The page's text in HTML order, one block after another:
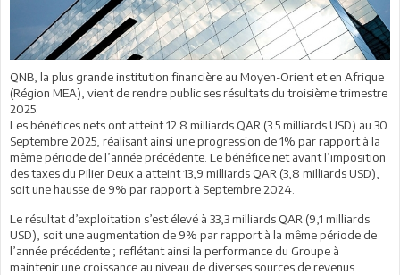
QNB, la plus grande institution financière au Moyen-Orient et en Afrique
(Région MEA), vient de rendre public ses résultats du troisième trimestre
2025.
Les bénéfices nets ont atteint 12.8 milliards QAR (3.5 milliards USD) au 30
Septembre 2025, réalisant ainsi une progression de 1% par rapport à la
même période de l’année précédente. Le bénéfice net avant l’imposition
des taxes du Pilier Deux a atteint 13,9 milliards QAR (3,8 milliards USD),
soit une hausse de 9% par rapport à Septembre 2024.
Le résultat d’exploitation s’est élevé à 33,3 milliards QAR (9,1 milliards
USD), soit une augmentation de 9% par rapport à la même période de
l’année précédente ; reflétant ainsi la performance du Groupe à
maintenir une croissance au niveau de diverses sources de revenus.